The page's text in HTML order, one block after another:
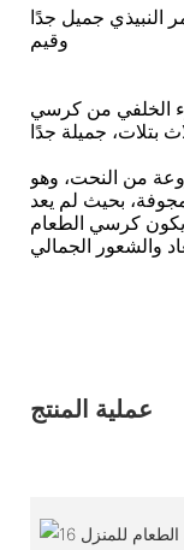
النبيذي جميل جدًا
الخلفي من كرسي
من النحت، وهو
بحيث لم يعد
يكون كرسي الطعام
عملية المنتج